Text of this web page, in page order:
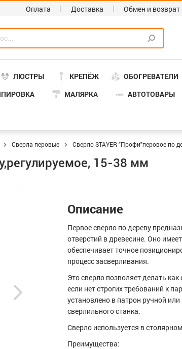
Оплата Доставка Обмен и возврат
ЛЮСТРЫ КРЕПЁЖ ОБОГРЕВАТЕЛИ
МАЛЯРКА АВТОТОВАРЫ
Сверла перовые Сверло STAYER "Профи"перовое по
15-38 мм
Описание
Первое сверло по дереву
отверстий в древесине. Оно
обеспечивает точное
процесс засверливания.
Это сверло позволяет делать как
если нет строгих требований к
установлено в патрон ручной
сверлильного станка.
Сверло используется в
Преимущества: